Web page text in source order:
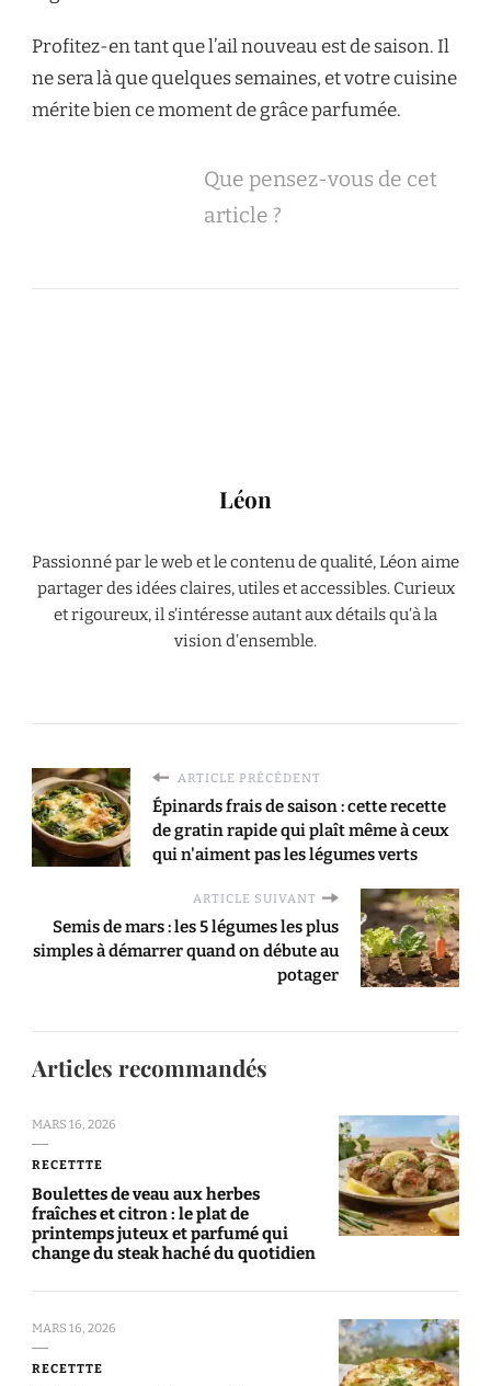
Profitez-en tant que l’ail nouveau est de saison. Il
ne sera là que quelques semaines, et votre cuisine
mérite bien ce moment de grâce parfumée.
Que pensez-vous de cet
article ?
Léon
Passionné par le web et le contenu de qualité, Léon aime
partager des idées claires, utiles et accessibles. Curieux
et rigoureux, il s’intéresse autant aux détails qu’à la
vision d’ensemble.
ARTICLE PRÉCÉDENT
Épinards frais de saison : cette recette
de gratin rapide qui plaît même à ceux
qui n'aiment pas les légumes verts
ARTICLE SUIVANT
Semis de mars : les 5 légumes les plus
simples à démarrer quand on débute au
potager
Articles recommandés
MARS 16, 2026
RECETTTE
Boulettes de veau aux herbes
fraîches et citron : le plat de
printemps juteux et parfumé qui
change du steak haché du quotidien
MARS 16, 2026
RECETTTE